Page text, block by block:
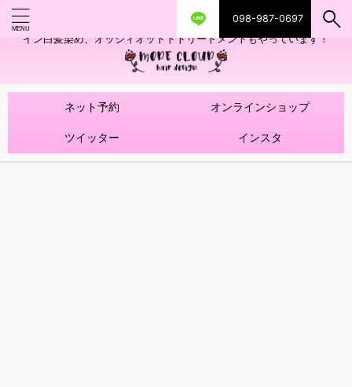
098-987-0697
艶ツヤヘアカラー！髪質改善トリートメントやハイライトを使ったデザ
イン白髪染め、オッジィオットトトリートメントもやっています！
ネット予約 オンラインショップ
ツイッター インスタ